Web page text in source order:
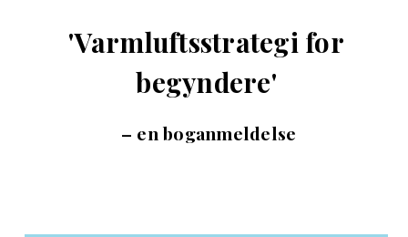
'Varmluftsstrategi for
begyndere'
– en boganmeldelse